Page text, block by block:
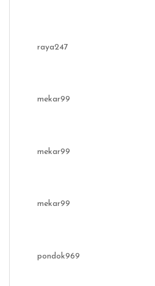
raya247
mekar99
mekar99
mekar99
pondok969